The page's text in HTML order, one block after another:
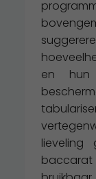
en hun
lieveling